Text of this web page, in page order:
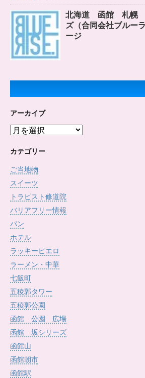
北海道 函館 札幌
ズ（合同会社ブルー
ージ
アーカイブ
ア
カ
ブ
カテゴリー
ご当地物
スイーツ
トラピスト修道院
バリアフリー情報
パン
ホテル
ラッキーピエロ
ラーメン・中華
七飯町
五稜郭タワー
五稜郭公園
函館 公園 広場
函館 坂シリーズ
函館山
函館朝市
函館駅